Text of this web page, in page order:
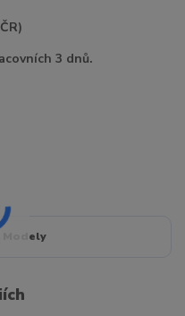
3 dnů.
Modely